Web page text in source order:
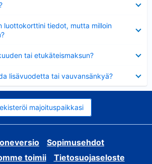
luottokorttini tiedot, mutta milloin
tai etukäteismaksun?
lisävuodetta tai vauvansänkyä?
majoituspaikkasi
Sopimusehdot
toimii
Tietosuojaseloste